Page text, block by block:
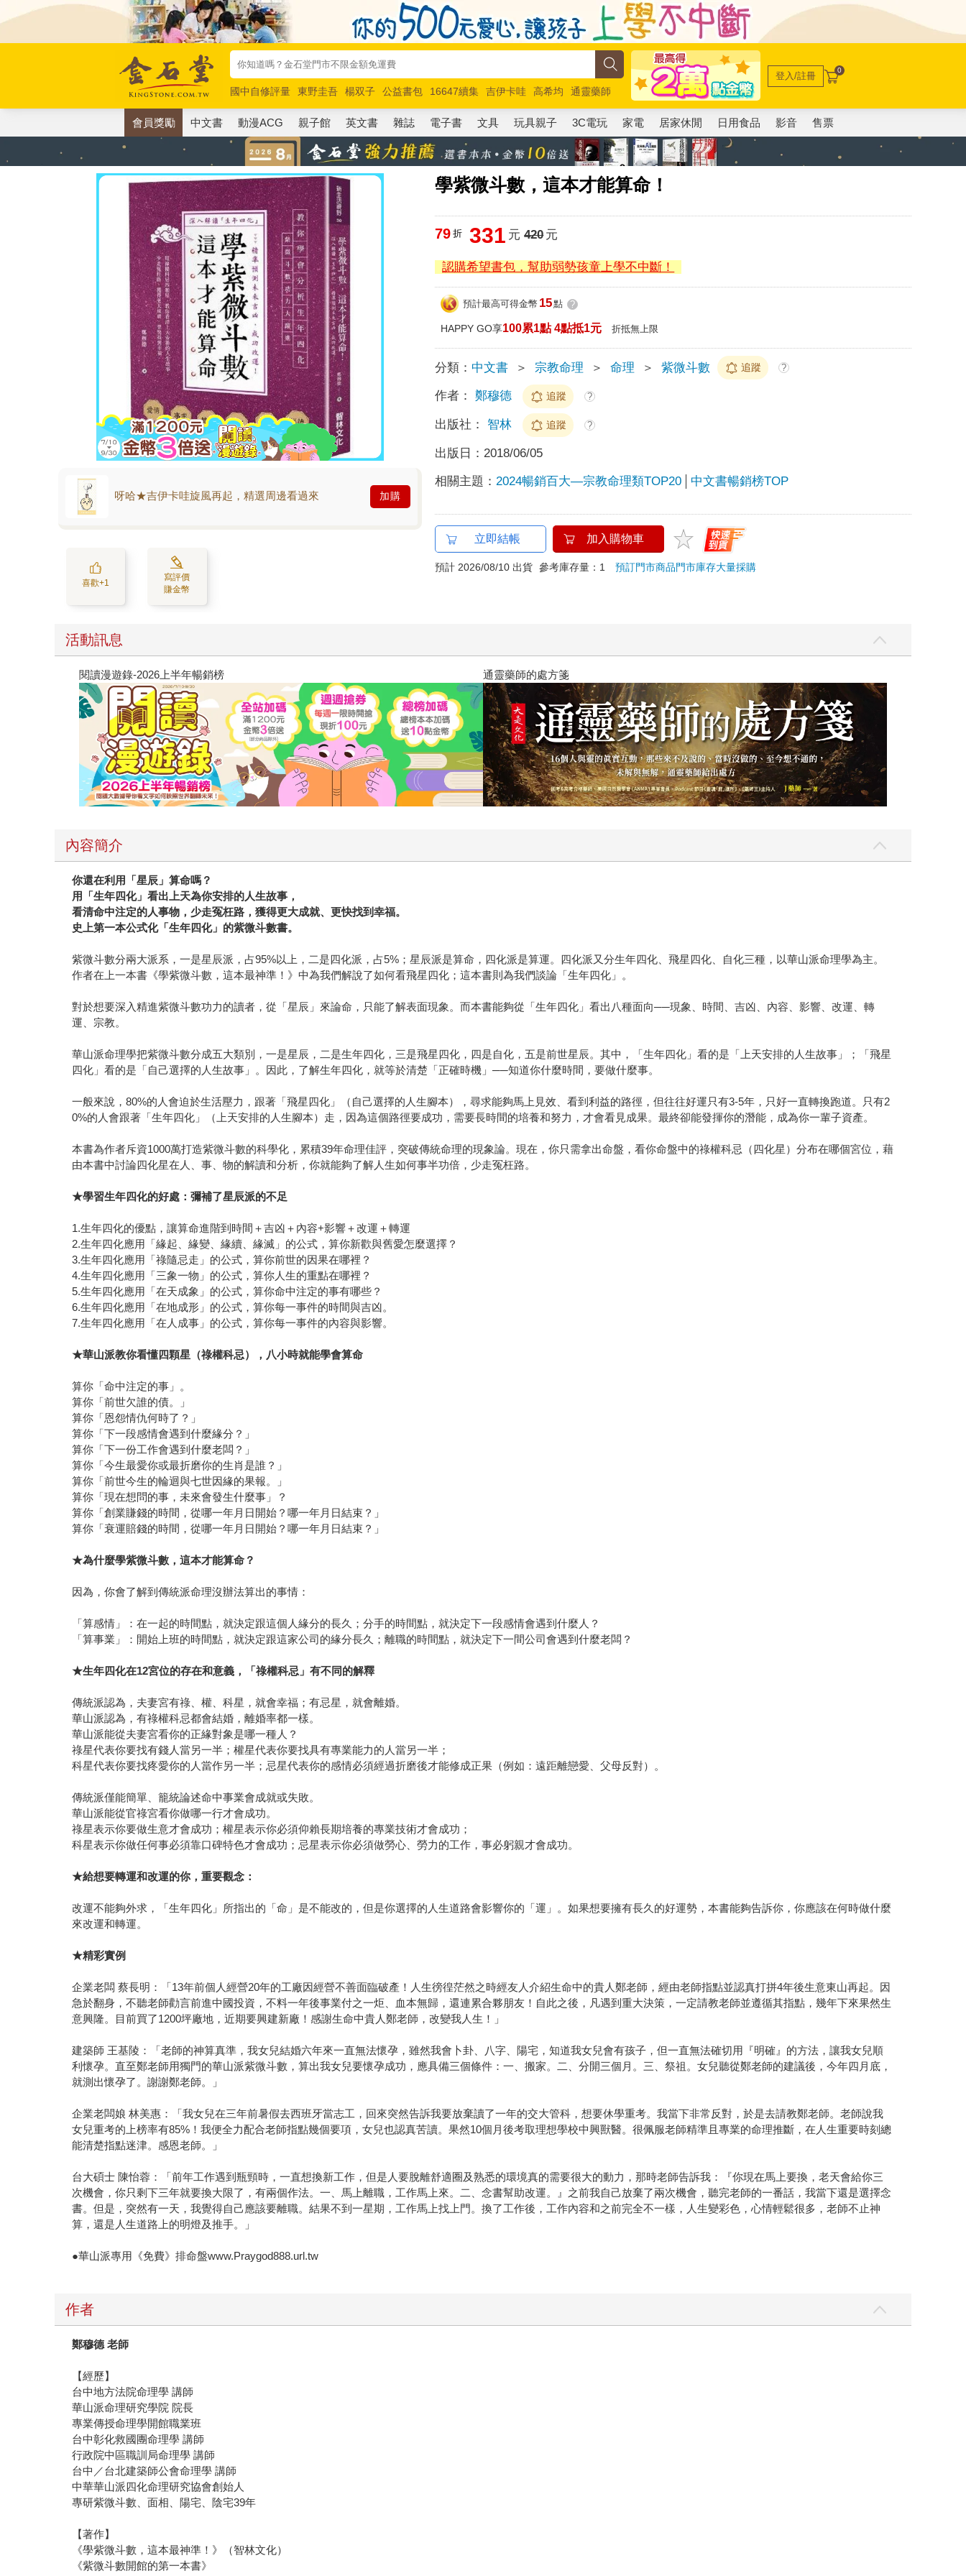
國中自修評量 東野圭吾 楊双子 公益書包 16647續集 吉伊卡哇 高希均
通靈藥師
唯紅花綻放
奧德賽 路邊攤新作 馬斯克 玩具總動員5 超慢跑
登入/註冊 0
會員獎勵 中文書 動漫ACG 親子館 英文書 雜誌 電子書 文具 玩具親子 3C電玩 家電 居家休閒 日用食品 影音 售票
學紫微斗數，這本才能算命！
呀哈★吉伊卡哇旋風再起，精選周邊看過來 加購
喜歡+1
寫評價
賺金幣
79 折 331 元 420元
認購希望書包，幫助弱勢孩童上學不中斷！
預計最高可得金幣 15點 ?
HAPPY GO享100累1點 4點抵1元 折抵無上限
分類： 中文書 ＞ 宗教命理 ＞ 命理 ＞ 紫微斗數 追蹤 ?
作者： 鄭穆德 追蹤 ?
出版社： 智林 追蹤 ?
出版日： 2018/06/05
相關主題： 2024暢銷百大—宗教命理類TOP20 中文書暢銷榜TOP
立即結帳 加入購物車
預計 2026/08/10 出貨 參考庫存量：1預訂門市商品門市庫存大量採購
活動訊息
閱讀漫遊錄-2026上半年暢銷榜 通靈藥師的處方箋
內容簡介
你還在利用「星辰」算命嗎？
用「生年四化」看出上天為你安排的人生故事，
看清命中注定的人事物，少走冤枉路，獲得更大成就、更快找到幸福。
史上第一本公式化「生年四化」的紫微斗數書。
紫微斗數分兩大派系，一是星辰派，占95%以上，二是四化派，占5%；星辰派是算命，四化派是算運。四化派又分生年四化、飛星四化、自化三種，以華山派命理學為主。
作者在上一本書《學紫微斗數，這本最神準！》中為我們解說了如何看飛星四化；這本書則為我們談論「生年四化」。
對於想要深入精進紫微斗數功力的讀者，從「星辰」來論命，只能了解表面現象。而本書能夠從「生年四化」看出八種面向──現象、時間、吉凶、內容、影響、改運、轉
運、宗教。
華山派命理學把紫微斗數分成五大類別，一是星辰，二是生年四化，三是飛星四化，四是自化，五是前世星辰。其中，「生年四化」看的是「上天安排的人生故事」；「飛星
四化」看的是「自己選擇的人生故事」。因此，了解生年四化，就等於清楚「正確時機」──知道你什麼時間，要做什麼事。
一般來說，80%的人會迫於生活壓力，跟著「飛星四化」（自己選擇的人生腳本），尋求能夠馬上見效、看到利益的路徑，但往往好運只有3-5年，只好一直轉換跑道。只有2
0%的人會跟著「生年四化」（上天安排的人生腳本）走，因為這個路徑要成功，需要長時間的培養和努力，才會看見成果。最終卻能發揮你的潛能，成為你一輩子資產。
本書為作者斥資1000萬打造紫微斗數的科學化，累積39年命理佳評，突破傳統命理的現象論。現在，你只需拿出命盤，看你命盤中的祿權科忌（四化星）分布在哪個宮位，藉
由本書中討論四化星在人、事、物的解讀和分析，你就能夠了解人生如何事半功倍，少走冤枉路。
★學習生年四化的好處：彌補了星辰派的不足
1.生年四化的優點，讓算命進階到時間＋吉凶＋內容+影響＋改運＋轉運
2.生年四化應用「緣起、緣變、緣續、緣滅」的公式，算你新歡與舊愛怎麼選擇？
3.生年四化應用「祿隨忌走」的公式，算你前世的因果在哪裡？
4.生年四化應用「三象一物」的公式，算你人生的重點在哪裡？
5.生年四化應用「在天成象」的公式，算你命中注定的事有哪些？
6.生年四化應用「在地成形」的公式，算你每一事件的時間與吉凶。
7.生年四化應用「在人成事」的公式，算你每一事件的內容與影響。
★華山派教你看懂四顆星（祿權科忌），八小時就能學會算命
算你「命中注定的事」。
算你「前世欠誰的債。」
算你「恩怨情仇何時了？」
算你「下一段感情會遇到什麼緣分？」
算你「下一份工作會遇到什麼老闆？」
算你「今生最愛你或最折磨你的生肖是誰？」
算你「前世今生的輪迴與七世因緣的果報。」
算你「現在想問的事，未來會發生什麼事」？
算你「創業賺錢的時間，從哪一年月日開始？哪一年月日結束？」
算你「衰運賠錢的時間，從哪一年月日開始？哪一年月日結束？」
★為什麼學紫微斗數，這本才能算命？
因為，你會了解到傳統派命理沒辦法算出的事情：
「算感情」：在一起的時間點，就決定跟這個人緣分的長久；分手的時間點，就決定下一段感情會遇到什麼人？
「算事業」：開始上班的時間點，就決定跟這家公司的緣分長久；離職的時間點，就決定下一間公司會遇到什麼老闆？
★生年四化在12宮位的存在和意義，「祿權科忌」有不同的解釋
傳統派認為，夫妻宮有祿、權、科星，就會幸福；有忌星，就會離婚。
華山派認為，有祿權科忌都會結婚，離婚率都一樣。
華山派能從夫妻宮看你的正緣對象是哪一種人？
祿星代表你要找有錢人當另一半；權星代表你要找具有專業能力的人當另一半；
科星代表你要找疼愛你的人當作另一半；忌星代表你的感情必須經過折磨後才能修成正果（例如：遠距離戀愛、父母反對）。
傳統派僅能簡單、籠統論述命中事業會成就或失敗。
華山派能從官祿宮看你做哪一行才會成功。
祿星表示你要做生意才會成功；權星表示你必須仰賴長期培養的專業技術才會成功；
科星表示你做任何事必須靠口碑特色才會成功；忌星表示你必須做勞心、勞力的工作，事必躬親才會成功。
★給想要轉運和改運的你，重要觀念：
改運不能夠外求，「生年四化」所指出的「命」是不能改的，但是你選擇的人生道路會影響你的「運」。如果想要擁有長久的好運勢，本書能夠告訴你，你應該在何時做什麼
來改運和轉運。
★精彩實例
企業老闆 蔡長明：「13年前個人經營20年的工廠因經營不善面臨破產！人生徬徨茫然之時經友人介紹生命中的貴人鄭老師，經由老師指點並認真打拼4年後生意東山再起。因
急於翻身，不聽老師勸言前進中國投資，不料一年後事業付之一炬、血本無歸，還連累合夥朋友！自此之後，凡遇到重大決策，一定請教老師並遵循其指點，幾年下來果然生
意興隆。目前買了1200坪廠地，近期要興建新廠！感謝生命中貴人鄭老師，改變我人生！」
建築師 王基陵：「老師的神算真準，我女兒結婚六年來一直無法懷孕，雖然我會卜卦、八字、陽宅，知道我女兒會有孩子，但一直無法確切用『明確』的方法，讓我女兒順
利懷孕。直至鄭老師用獨門的華山派紫微斗數，算出我女兒要懷孕成功，應具備三個條件：一、搬家。二、分開三個月。三、祭祖。女兒聽從鄭老師的建議後，今年四月底，
就測出懷孕了。謝謝鄭老師。」
企業老闆娘 林美惠：「我女兒在三年前暑假去西班牙當志工，回來突然告訴我要放棄讀了一年的交大管科，想要休學重考。我當下非常反對，於是去請教鄭老師。老師說我
女兒重考的上榜率有85%！我便全力配合老師指點幾個要項，女兒也認真苦讀。果然10個月後考取理想學校中興獸醫。很佩服老師精準且專業的命理推斷，在人生重要時刻總
能清楚指點迷津。感恩老師。」
台大碩士 陳怡蓉：「前年工作遇到瓶頸時，一直想換新工作，但是人要脫離舒適圈及熟悉的環境真的需要很大的動力，那時老師告訴我：『你現在馬上要換，老天會給你三
次機會，你只剩下三年就要換大限了，有兩個作法。一、馬上離職，工作馬上來。二、念書幫助改運。』之前我自己放棄了兩次機會，聽完老師的一番話，我當下還是選擇念
書。但是，突然有一天，我覺得自己應該要離職。結果不到一星期，工作馬上找上門。換了工作後，工作內容和之前完全不一樣，人生變彩色，心情輕鬆很多，老師不止神
算，還是人生道路上的明燈及推手。」
●華山派專用《免費》排命盤www.Praygod888.url.tw
作者
鄭穆德 老師
【經歷】
台中地方法院命理學 講師
華山派命理研究學院 院長
專業傳授命理學開館職業班
台中彰化救國團命理學 講師
行政院中區職訓局命理學 講師
台中／台北建築師公會命理學 講師
中華華山派四化命理研究協會創始人
專研紫微斗數、面相、陽宅、陰宅39年
【著作】
《學紫微斗數，這本最神準！》（智林文化）
《紫微斗數開館的第一本書》